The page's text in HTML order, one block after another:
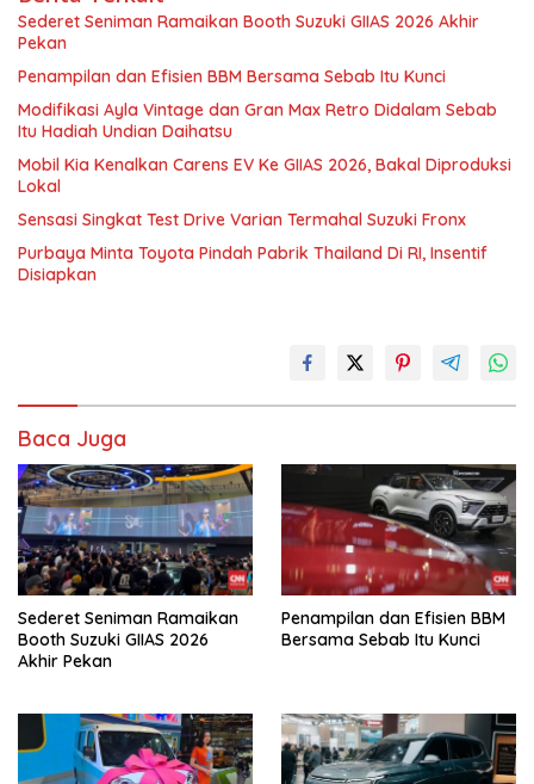
Sederet Seniman Ramaikan Booth Suzuki GIIAS 2026 Akhir
Pekan
Penampilan dan Efisien BBM Bersama Sebab Itu Kunci
Modifikasi Ayla Vintage dan Gran Max Retro Didalam Sebab
Itu Hadiah Undian Daihatsu
Mobil Kia Kenalkan Carens EV Ke GIIAS 2026, Bakal Diproduksi
Lokal
Sensasi Singkat Test Drive Varian Termahal Suzuki Fronx
Purbaya Minta Toyota Pindah Pabrik Thailand Di RI, Insentif
Disiapkan
Baca Juga
Sederet Seniman Ramaikan
Booth Suzuki GIIAS 2026
Akhir Pekan
Penampilan dan Efisien BBM
Bersama Sebab Itu Kunci